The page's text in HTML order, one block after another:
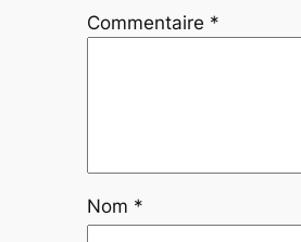
Commentaire *
Nom *